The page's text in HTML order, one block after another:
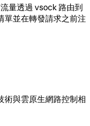
量透過 vsock 路由到
單並在轉發請求之前注
術與雲原生網路控制相